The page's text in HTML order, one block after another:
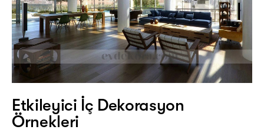
Etkileyici İç Dekorasyon
Örnekleri